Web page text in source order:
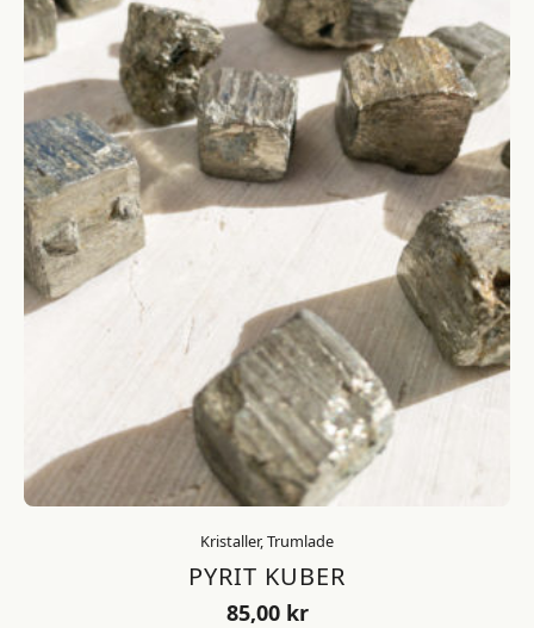
Kristaller, Trumlade
PYRIT KUBER
85,00 kr